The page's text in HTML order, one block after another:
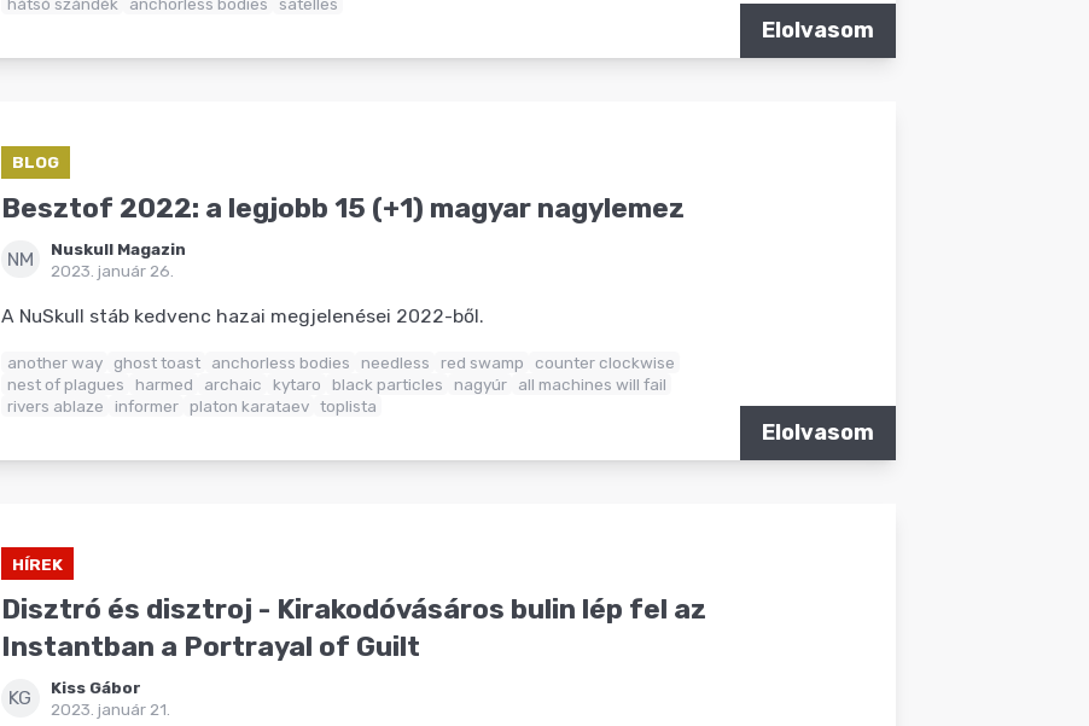
Elolvasom
BLOG
Besztof 2022: a legjobb 15 (+1) magyar nagylemez
NM
Nuskull Magazin
2023. január 26.
A NuSkull stáb kedvenc hazai megjelenései 2022-ből.
another way ghost toast anchorless bodies needless red swamp
counter clockwise
nest of plagues
harmed archaic kytaro black particles nagyúr
all machines will fail
rivers ablaze
informer platon karataev toplista
Elolvasom
HÍREK
Disztró és disztroj - Kirakodóvásáros bulin lép fel az
Instantban a Portrayal of Guilt
KG
Kiss Gábor
2023. január 21.